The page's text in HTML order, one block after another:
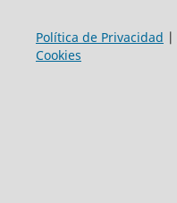
Política de Privacidad |
Cookies